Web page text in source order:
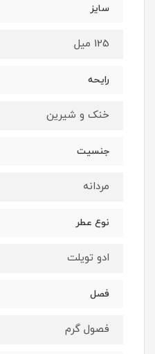
سایز
125 میل
رایحه
خنک و شیرین
جنسیت
مردانه
نوع عطر
ادو تویلت
فصل
فصول گرم